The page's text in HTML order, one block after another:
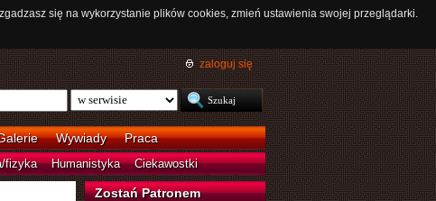
się na wykorzystanie plików cookies, zmień ustawienia swojej przeglądarki.
zaloguj się
Wywiady Praca
fizyka Humanistyka Ciekawostki
Zostań Patronem